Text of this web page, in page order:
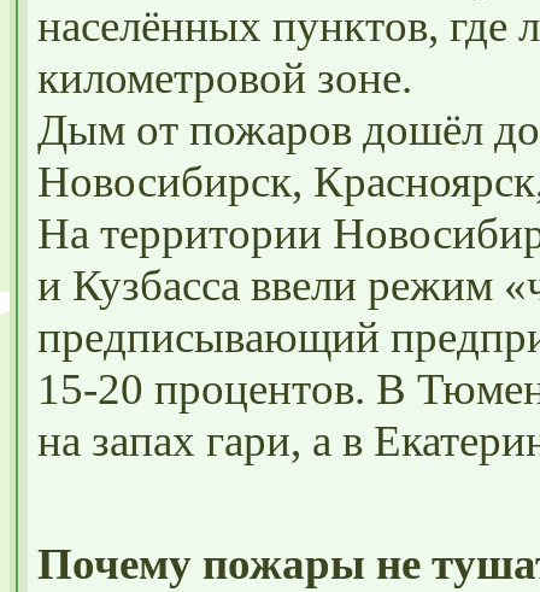
населённых пунктов,
километровой зоне.
Дым от пожаров дошёл
Новосибирск,
На территории
и Кузбасса ввели режим
предписывающий
15-20 процентов. В
на запах гари, а в
Почему пожары не